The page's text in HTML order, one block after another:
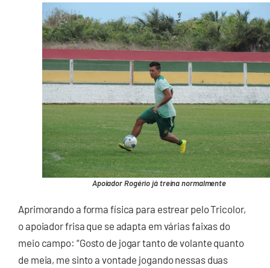
Apoiador Rogério já treina normalmente
Aprimorando a forma física para estrear pelo Tricolor,
o apoiador frisa que se adapta em várias faixas do
meio campo: “Gosto de jogar tanto de volante quanto
de meia, me sinto a vontade jogando nessas duas